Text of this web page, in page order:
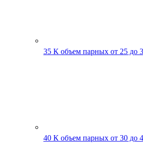
35 К объем парных от 25 до
40 К объем парных от 30 до